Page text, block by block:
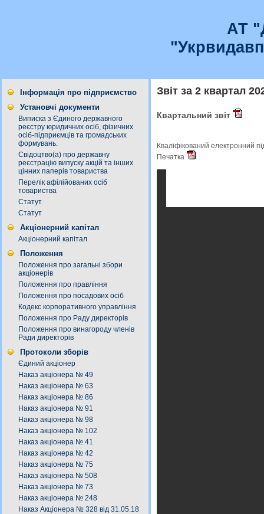
АТ
Інформація про підприємство
Установчі документи
Виписка з Єдиного державного
реєстру юридичних осіб, фізичних
осіб-підприємців та громадських
формувань.
Свідоцтво(а) про державну
реєстрацію випуску акцій та інших
цінних паперів товариства
Перелік афілійованих осіб
товариства
Статут
Статут
Акціонерний капітал
Акціонерний капітал
Положення
Положення про загальні збори
акціонерів
Положення про правління
Положення про посадових осіб
Кодекс корпоративного управління
Положення про Раду директорів
Положення про винагороду членів
Ради директорів
Протоколи зборів
Єдиний акціонер
Наказ акціонера № 49
Наказ акціонера № 63
Наказ акціонера № 86
Наказ акціонера № 91
Наказ акціонера № 98
Наказ акціонера № 102
Наказ акціонера № 41
Наказ акціонера № 42
Наказ акціонера № 75
Наказ акціонера № 508
Наказ акціонера № 73
Наказ акціонера № 248
Наказ Акціонера № 328 від 31.05.18
Звіт за 2 квартал
Квартальний звіт
Кваліфікований електронний
Печатка